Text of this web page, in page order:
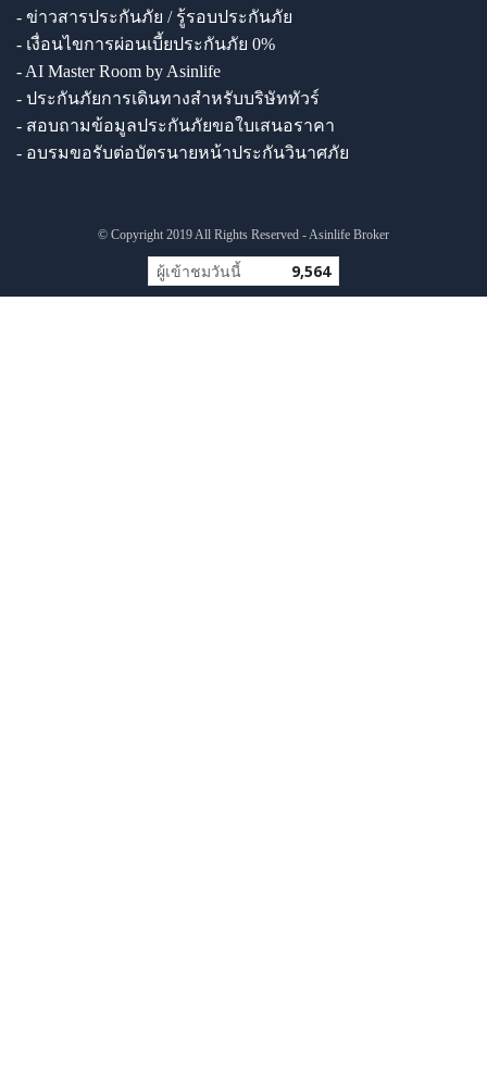
- ข่าวสารประกันภัย / รู้รอบประกันภัย
- เงื่อนไขการผ่อนเบี้ยประกันภัย 0%
- AI Master Room by Asinlife
- ประกันภัยการเดินทางสำหรับบริษัททัวร์
- สอบถามข้อมูลประกันภัยขอใบเสนอราคา
- อบรมขอรับต่อบัตรนายหน้าประกันวินาศภัย
© Copyright 2019 All Rights Reserved - Asinlife Broker
ผู้เข้าชมวันนี้ 9,564